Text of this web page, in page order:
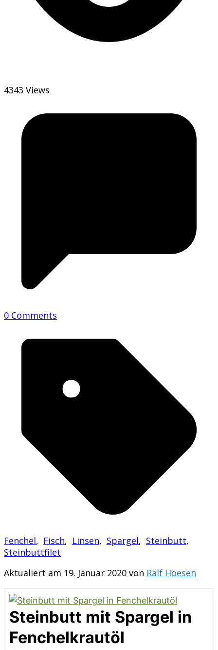
4343 Views
0 Comments
Fenchel, Fisch, Linsen, Spargel, Steinbutt,
Steinbuttfilet
Aktualiert am 19. Januar 2020 von Ralf Hoesen
Steinbutt mit Spargel in
Fenchelkrautöl